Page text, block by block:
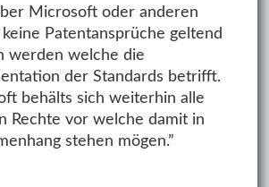
Microsoft oder anderen
keine Patentansprüche geltend
werden welche die
der Standards betrifft.
behälts sich weiterhin alle
Rechte vor welche damit in
stehen mögen.”